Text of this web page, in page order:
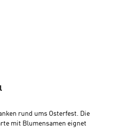
rund ums Osterfest. Die
mit Blumensamen eignet